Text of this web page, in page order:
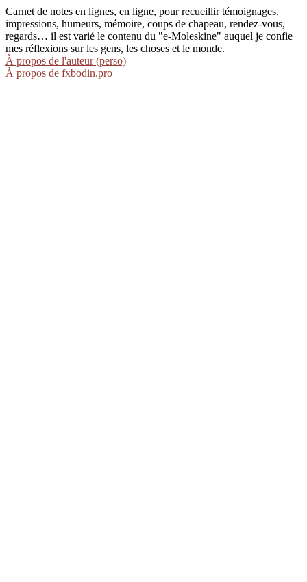
Carnet de notes en lignes, en ligne, pour recueillir témoignages,
impressions, humeurs, mémoire, coups de chapeau, rendez-vous,
regards… il est varié le contenu du "e-Moleskine" auquel je confie
mes réflexions sur les gens, les choses et le monde.
À propos de l'auteur (perso)
À propos de fxbodin.pro